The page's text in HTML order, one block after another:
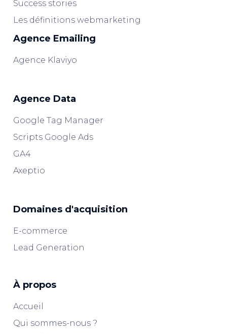
Success stories
Les définitions webmarketing
Agence Emailing
Agence Klaviyo
Agence Data
Google Tag Manager
Scripts Google Ads
GA4
Axeptio
Domaines d'acquisition
E-commerce
Lead Generation
À propos
Accueil
Qui sommes-nous ?